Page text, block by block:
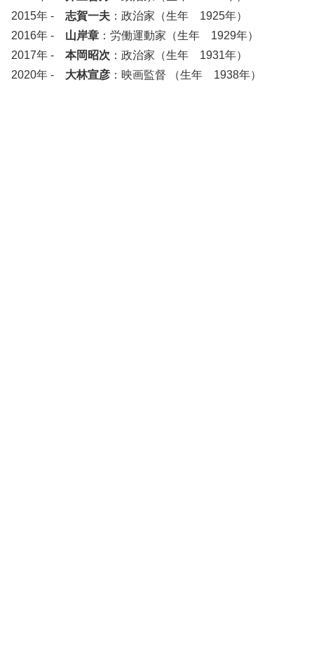
2015年 - 志賀一夫 ：政治家（生年 1925年）
2016年 - 山岸章 ：労働運動家（生年 1929年）
2017年 - 本岡昭次 ：政治家（生年 1931年）
2020年 - 大林宣彦 ：映画監督 （生年 1938年）